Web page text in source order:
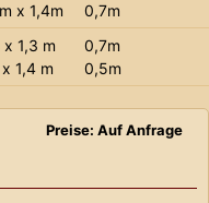
x 1,4m
0,7m
x 1,3 m
1,4 m
0,7m
0,5m
Preise: Auf Anfrage